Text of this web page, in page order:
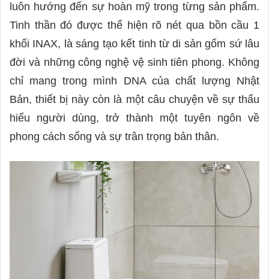
luôn hướng đến sự hoàn mỹ trong từng sản phẩm.
Tinh thần đó được thể hiện rõ nét qua bồn cầu 1
khối INAX, là sáng tạo kết tinh từ di sản gốm sứ lâu
đời và những công nghệ vệ sinh tiên phong. Không
chỉ mang trong mình DNA của chất lượng Nhật
Bản, thiết bị này còn là một câu chuyện về sự thấu
hiểu người dùng, trở thành một tuyên ngôn về
phong cách sống và sự trân trọng bản thân.